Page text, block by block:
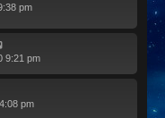
pm
9:21 pm
pm